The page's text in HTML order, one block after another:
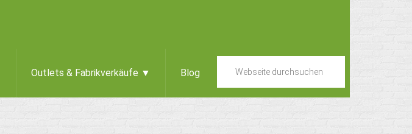
Outlets & Fabrikverkäufe ▼ Blog